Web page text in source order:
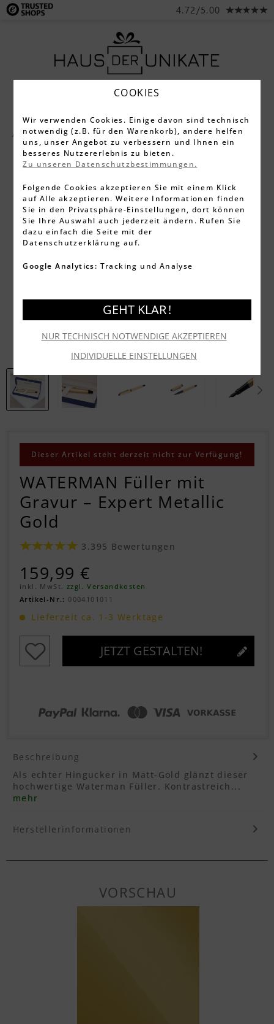
4.72/5.00
Alle Produkte Schreibgeräte Füller
Dieser Artikel steht derzeit nicht zur Verfügung!
WATERMAN Füller mit
Gravur – Expert Metallic
Gold
3.395 Bewertungen
159,99 €
inkl. MwSt. zzgl. Versandkosten
Artikel-Nr.: 0004101011
Lieferzeit ca. 1-3 Werktage
JETZT GESTALTEN!
Beschreibung
Als echter Hingucker in Matt-Gold glänzt dieser
hochwertige Waterman Füller. Kontrastreich...
mehr
Herstellerinformationen
VORSCHAU
COOKIES
Wir verwenden Cookies. Einige davon sind technisch
notwendig (z.B. für den Warenkorb), andere helfen
uns, unser Angebot zu verbessern und Ihnen ein
besseres Nutzererlebnis zu bieten.
Zu unseren Datenschutzbestimmungen.
Folgende Cookies akzeptieren Sie mit einem Klick
auf Alle akzeptieren. Weitere Informationen finden
Sie in den Privatsphäre-Einstellungen, dort können
Sie Ihre Auswahl auch jederzeit ändern. Rufen Sie
dazu einfach die Seite mit der
Datenschutzerklärung auf.
Google Analytics: Tracking und Analyse
INDIVIDUELLE EINSTELLUNGEN
NUR TECHNISCH NOTWENDIGE AKZEPTIEREN
GEHT KLAR !